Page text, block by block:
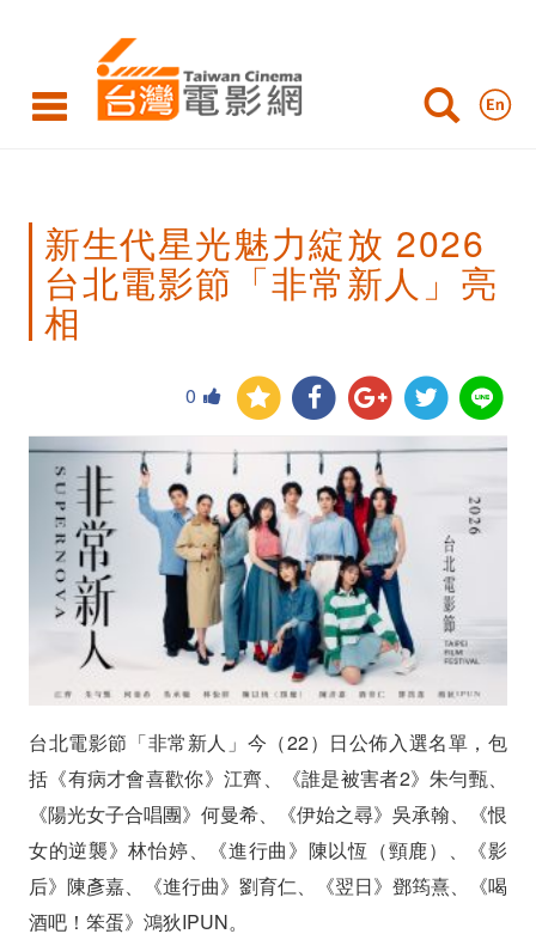
代
光
綻
2026
影
「非
常
新
人」
亮
新生代星光魅力綻放 2026
台北電影節「非常新人」亮
相
0
台北電影節「非常新人」今（22）日公佈入選名單，包
括《有病才會喜歡你》江齊、《誰是被害者2》朱勻甄、
《陽光女子合唱團》何曼希、《伊始之尋》吳承翰、《恨
女的逆襲》林怡婷、《進行曲》陳以恆（頸鹿）、《影
后》陳彥嘉、《進行曲》劉育仁、《翌日》鄧筠熹、《喝
酒吧！笨蛋》鴻狄IPUN。